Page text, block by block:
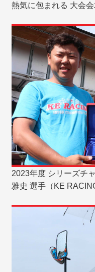
熱気に包まれる 大会会
2023年度 シリーズチ
雅史 選手（KE